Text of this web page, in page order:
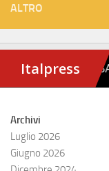
ALTRO
Archivi
Luglio 2026
Giugno 2026